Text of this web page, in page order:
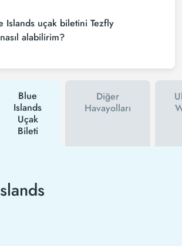
Islands uçak biletini Tezfly
alabilirim?
Blue
Islands
Uçak
Bileti
Diğer
Havayolları